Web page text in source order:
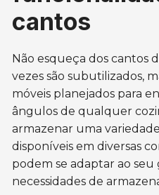
cantos
Não esqueça dos cantos
vezes são subutilizados,
móveis planejados para
ângulos de qualquer
armazenar uma
disponíveis em diversas
podem se adaptar ao seu
necessidades de